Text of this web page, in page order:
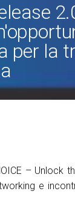
per la
– Unlock
e